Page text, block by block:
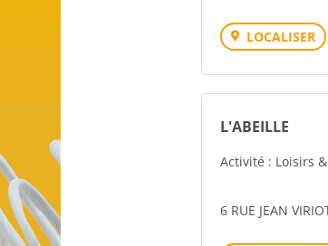
LOCALISER
L'ABEILLE
Activité : Loisirs
6 RUE JEAN